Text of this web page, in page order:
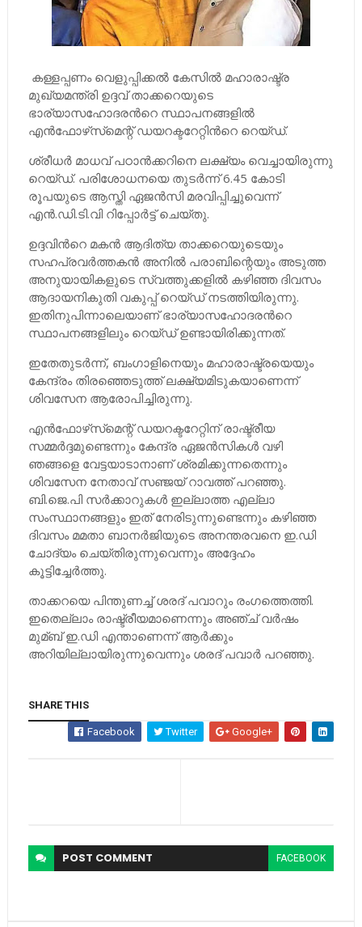
കള്ളപ്പണം വെളുപ്പിക്കല്‍ കേസില്‍ മഹാരാഷ്ട്ര
മുഖ്യമന്ത്രി ഉദ്ദവ് താക്കറെയുടെ
ഭാര്യാസഹോദരന്‍റെ സ്ഥാപനങ്ങളില്‍
എന്‍ഫോഴ്‌സ്‌മെന്റ് ഡയറക്ടറേറ്റിന്‍റെ റെയ്ഡ്.
ശ്രീധര്‍ മാധവ് പഠാന്‍ക്കറിനെ ലക്ഷ്യം വെച്ചായിരുന്നു
റെയ്ഡ്. പരിശോധനയെ തുടര്‍ന്ന് 6.45 കോടി
രൂപയുടെ ആസ്തി ഏജന്‍സി മരവിപ്പിച്ചുവെന്ന്
എന്‍.ഡി.ടി.വി റിപ്പോര്‍ട്ട് ചെയ്തു.
ഉദ്ദവിന്‍റെ മകന്‍ ആദിത്യ താക്കറെയുടെയും
സഹപ്രവര്‍ത്തകന്‍ അനില്‍ പരാബിന്റെയും അടുത്ത
അനുയായികളുടെ സ്വത്തുക്കളില്‍ കഴിഞ്ഞ ദിവസം
ആദായനികുതി വകുപ്പ് റെയ്ഡ് നടത്തിയിരുന്നു.
ഇതിനുപിന്നാലെയാണ് ഭാര്യാസഹോദരന്‍റെ
സ്ഥാപനങ്ങളിലും റെയ്ഡ് ഉണ്ടായിരിക്കുന്നത്.
ഇതേതുടര്‍ന്ന്, ബംഗാളിനെയും മഹാരാഷ്ട്രയെയും
കേന്ദ്രം തിരഞ്ഞെടുത്ത് ലക്ഷ്യമിടുകയാണെന്ന്
ശിവസേന ആരോപിച്ചിരുന്നു.
എന്‍ഫോഴ്‌സ്‌മെന്റ് ഡയറക്ടറേറ്റിന് രാഷ്ട്രീയ
സമ്മര്‍ദ്ദമുണ്ടെന്നും കേന്ദ്ര ഏജന്‍സികള്‍ വഴി
ഞങ്ങളെ വേട്ടയാടാനാണ് ശ്രമിക്കുന്നതെന്നും
ശിവസേന നേതാവ് സഞ്ജയ് റാവത്ത് പറഞ്ഞു.
ബി.ജെ.പി സര്‍ക്കാറുകള്‍ ഇല്ലാത്ത എല്ലാ
സംസ്ഥാനങ്ങളും ഇത് നേരിടുന്നുണ്ടെന്നും കഴിഞ്ഞ
ദിവസം മമതാ ബാനര്‍ജിയുടെ അനന്തരവനെ ഇ.ഡി
ചോദ്യം ചെയ്തിരുന്നുവെന്നും അദ്ദേഹം
കൂട്ടിച്ചേര്‍ത്തു.
താക്കറയെ പിന്തുണച്ച്‌ ശരദ് പവാറും രംഗത്തെത്തി.
ഇതെല്ലാം രാഷ്ട്രീയമാണെന്നും അഞ്ച് വര്‍ഷം
മുമ്ബ് ഇ.ഡി എന്താണെന്ന് ആര്‍ക്കും
അറിയില്ലായിരുന്നുവെന്നും ശരദ് പവാര്‍ പറഞ്ഞു.
SHARE THIS
Facebook Twitter Google+
POST COMMENT FACEBOOK